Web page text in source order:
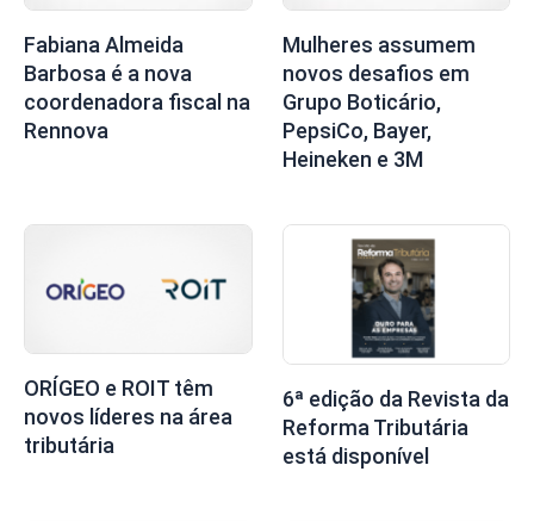
Fabiana Almeida
Barbosa é a nova
coordenadora fiscal na
Rennova
Mulheres assumem
novos desafios em
Grupo Boticário,
PepsiCo, Bayer,
Heineken e 3M
ORÍGEO e ROIT têm
novos líderes na área
tributária
6ª edição da Revista da
Reforma Tributária
está disponível